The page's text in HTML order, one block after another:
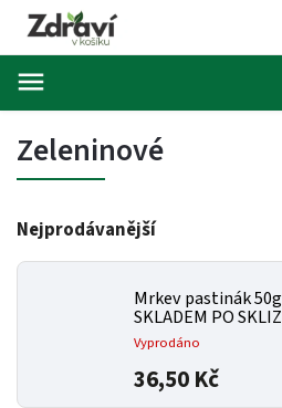
Zeleninové
Nejprodávanější
Mrkev pastinák
SKLADEM PO
Vyprodáno
36,50 Kč